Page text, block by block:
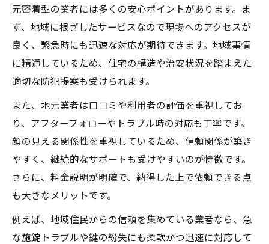
24時間対応の鍵修理サービスが選ばれる理
鍵修理サービスの対応範囲と安心感
防犯性能アップを目指す鍵修理サービスの活用
防犯性能向上に役立つ鍵修理サービスの選
択肢
鍵交換や調整も可能な鍵修理サービスの強
み
ディンプルキー対応の鍵修理サービスの利
点
防犯アドバイス付き鍵修理サービスの活用
元密着型の業者には多くの安心ポイントがあります。ま
ず、地域に根ざしたサービスなので現場へのアクセスが
良く、緊急時にも迅速な対応が期待できます。地域事情
に精通しているため、住宅の構造や治安状況を踏まえた
適切な防犯提案も受けられます。
また、地元業者は口コミや利用者の評価を重視してお
り、アフターフォローやトラブル時の対応も丁寧です。
顔の見える関係性を重視しているため、信頼関係が築き
やすく、継続的なサポートも受けやすいのが特徴です。
さらに、料金説明が明確で、納得した上で依頼できる点
も大きなメリットです。
例えば、地域住民からの信頼を集めている業者なら、急
な施錠トラブルや鍵の紛失にも柔軟かつ迅速に対応して